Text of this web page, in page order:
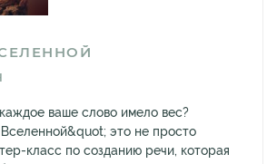
ваше слово имело вес?
это не просто
класс по созданию речи, которая